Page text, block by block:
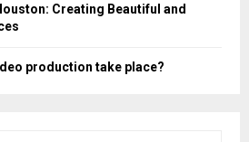
Creating Beautiful and
production take place?